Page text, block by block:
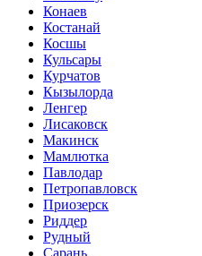
Конаев
Костанай
Косшы
Кульсары
Курчатов
Кызылорда
Ленгер
Лисаковск
Макинск
Мамлютка
Павлодар
Петропавловск
Приозерск
Риддер
Рудный
Сарань